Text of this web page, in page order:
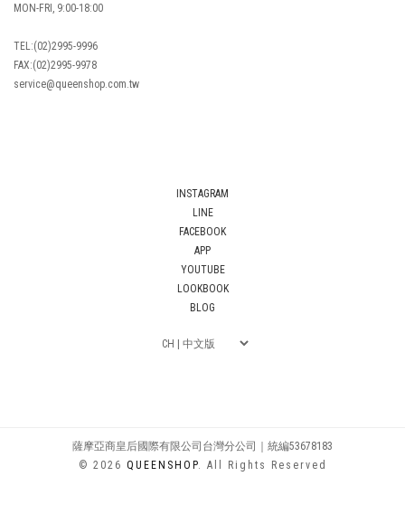
MON-FRI, 9:00-18:00
TEL:(02)2995-9996
FAX:(02)2995-9978
service@queenshop.com.tw
INSTAGRAM
LINE
FACEBOOK
APP
YOUTUBE
LOOKBOOK
BLOG
薩摩亞商皇后國際有限公司台灣分公司｜統編53678183
© 2026 QUEENSHOP. All Rights Reserved